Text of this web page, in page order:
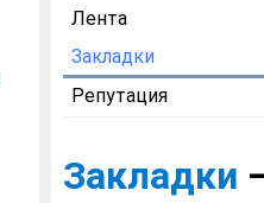
Лента
Закладки
Репутация
Закладки